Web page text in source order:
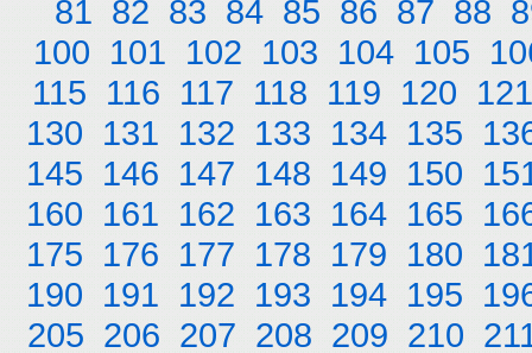
81 82 83 84 85 86 87 88
100 101 102 103 104 105
115 116 117 118 119 120 121
130 131 132 133 134 135
145 146 147 148 149 150
160 161 162 163 164 165
175 176 177 178 179 180
190 191 192 193 194 195
205 206 207 208 209 210